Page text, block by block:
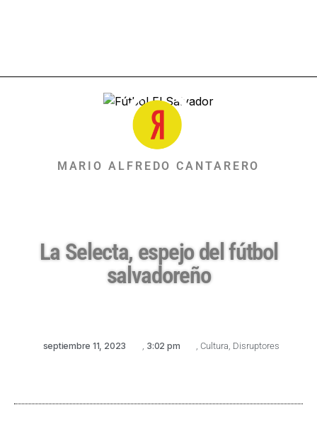
MARIO ALFREDO CANTARERO
La Selecta, espejo del fútbol
salvadoreño
septiembre 11, 2023 , 3:02 pm , Cultura, Disruptores